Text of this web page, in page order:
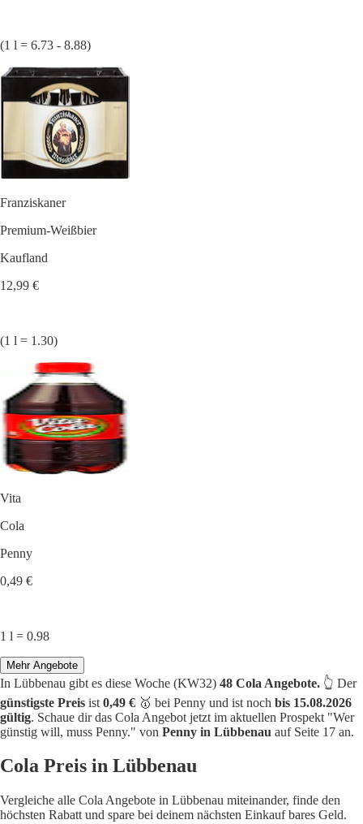
(1 l = 6.73 - 8.88)
Franziskaner
Premium-Weißbier
Kaufland
12,99 €
(1 l = 1.30)
Vita
Cola
Penny
0,49 €
1 l = 0.98
Mehr Angebote
In Lübbenau gibt es diese Woche (KW32) 48 Cola Angebote. 👆 Der
günstigste Preis ist 0,49 € 🥇 bei Penny und ist noch bis 15.08.2026
gültig. Schaue dir das Cola Angebot jetzt im aktuellen Prospekt "Wer
günstig will, muss Penny." von Penny in Lübbenau auf Seite 17 an.
Cola Preis in Lübbenau
Vergleiche alle Cola Angebote in Lübbenau miteinander, finde den
höchsten Rabatt und spare bei deinem nächsten Einkauf bares Geld.